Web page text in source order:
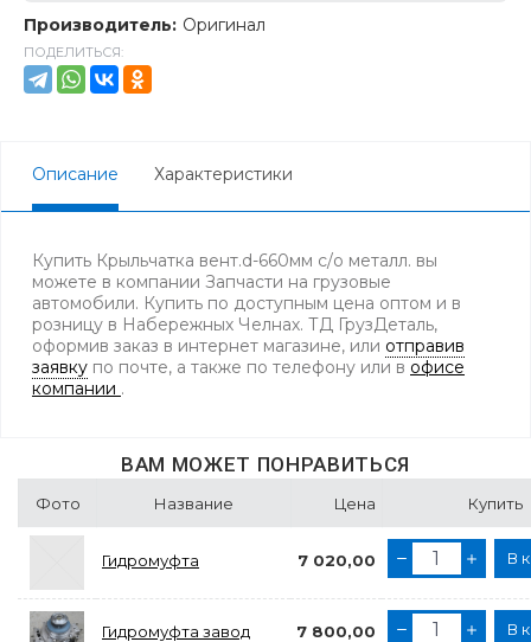
Производитель: Оригинал
ПОДЕЛИТЬСЯ:
Описание Характеристики
Купить Крыльчатка вент.d-660мм с/о металл. вы
можете в компании Запчасти на грузовые
автомобили. Купить по доступным цена оптом и в
розницу в Набережных Челнах. ТД ГрузДеталь,
оформив заказ в интернет магазине, или отправив
заявку по почте, а также по телефону или в офисе
компании .
ВАМ МОЖЕТ ПОНРАВИТЬСЯ
Фото Название Цена Купить
Гидромуфта 7 020,00 В
Гидромуфта завод 7 800,00 В